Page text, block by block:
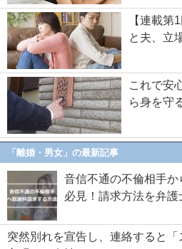
【連載第
と夫、立
これで安
ら身を守
「離婚・男女」の最新記事
音信不通の不倫相手
必見！請求方法を弁護
突然別れを宣告し、連絡すると